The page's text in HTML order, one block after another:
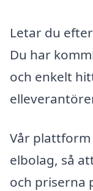
Letar du efter
Du har
och enkelt
Vår
elbolag, så
och priserna